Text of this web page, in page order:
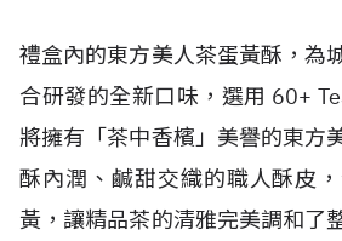
禮盒內的東方美人茶蛋黃酥，為
合研發的全新口味，選用 60+
將擁有「茶中香檳」美譽的東方
酥內潤、鹹甜交織的職人酥皮
黃，讓精品茶的清雅完美調和了